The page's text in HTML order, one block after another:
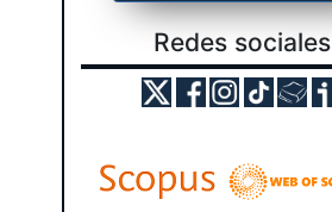
Redes sociales